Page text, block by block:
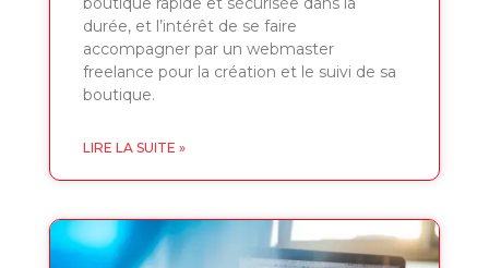
durée, et l’intérêt de se faire
accompagner par un webmaster
freelance pour la création et le suivi de sa
boutique.
LIRE LA SUITE »